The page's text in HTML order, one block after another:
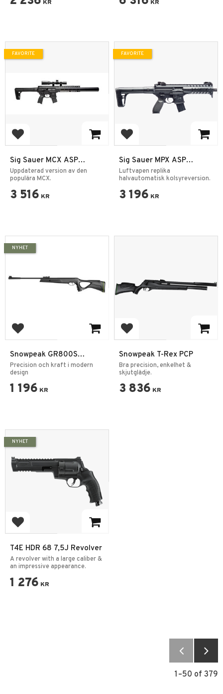
KR KR
Add to favorites
Sig Sauer MCX ASP
4,5mm GEN2 Black Diabol
med Kikasikte
Uppdaterad version av den
populära MCX.
3 516 KR
FAVORITE
Add to favorites
Sig Sauer MPX ASP
Luftgevär CO2 4,5mm
Luftvapen replika
halvautomatisk kolsyreversion.
3 196 KR
FAVORITE
Add to favorites
Snowpeak GR800S
Luftgevär 4,5mm
Precision och kraft i modern
design
1 196 KR
NYHET
Add to favorites
Snowpeak T-Rex PCP
Bra precision, enkelhet &
skjutglädje.
3 836 KR
Add to favorites
T4E HDR 68 7,5J Revolver
A revolver with a large caliber &
an impressive appearance.
1 276 KR
NYHET
1–50 of 379